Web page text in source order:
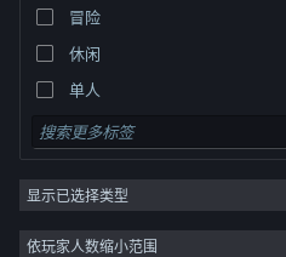
冒险
休闲
单人
模拟
角色扮演
策略
2D
显示已选择类型
依玩家人数缩小范围
0 个匹配的搜索结果。